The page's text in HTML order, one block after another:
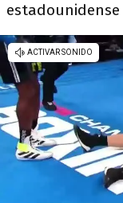
estadounidense